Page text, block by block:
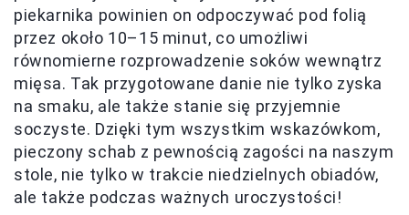
piekarnika powinien on odpoczywać pod folią
przez około 10–15 minut, co umożliwi
równomierne rozprowadzenie soków wewnątrz
mięsa. Tak przygotowane danie nie tylko zyska
na smaku, ale także stanie się przyjemnie
soczyste. Dzięki tym wszystkim wskazówkom,
pieczony schab z pewnością zagości na naszym
stole, nie tylko w trakcie niedzielnych obiadów,
ale także podczas ważnych uroczystości!